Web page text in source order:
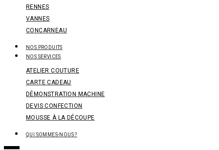
RENNES
VANNES
CONCARNEAU
NOS PRODUITS
NOS SERVICES
ATELIER COUTURE
CARTE CADEAU
DÉMONSTRATION MACHINE
DEVIS CONFECTION
MOUSSE À LA DÉCOUPE
QUI SOMMES-NOUS ?